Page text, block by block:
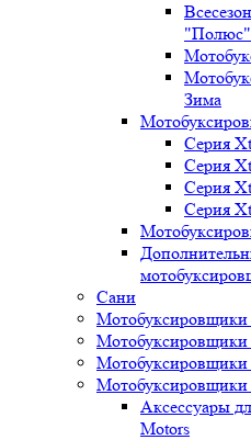
"Полюс"
Зима
Серия
Серия
Серия
Серия
Сани
Мотобуксировщики
Мотобуксировщики
Мотобуксировщики
Аксессуары
Motors